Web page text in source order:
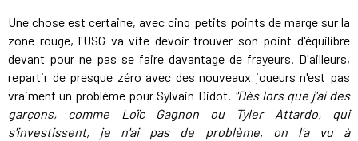
Une chose est certaine, avec cinq petits points de marge sur la
zone rouge, l'USG va vite devoir trouver son point d'équilibre
devant pour ne pas se faire davantage de frayeurs. D'ailleurs,
repartir de presque zéro avec des nouveaux joueurs n'est pas
vraiment un problème pour Sylvain Didot. "Dès lors que j'ai des
garçons, comme Loïc Gagnon ou Tyler Attardo, qui
s'investissent, je n'ai pas de problème, on l'a vu à